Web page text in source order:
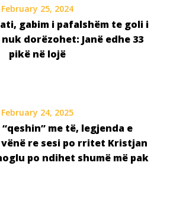
February 25, 2024
gabim i pafalshëm te goli i
dorëzohet: Janë edhe 33
pikë në lojë
February 24, 2025
me të, legjenda e
re sesi po rritet Kristjan
po ndihet shumë më pak